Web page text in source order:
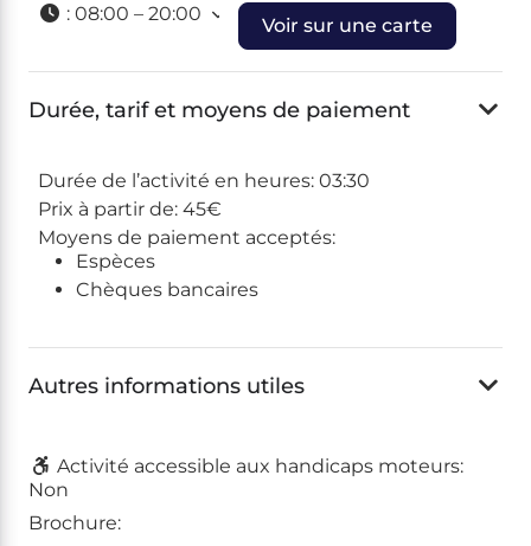
: 08:00 – 20:00
Voir sur une carte
Durée, tarif et moyens de paiement
Durée de l’activité en heures: 03:30
Prix à partir de: 45€
Moyens de paiement acceptés:
Espèces
Chèques bancaires
Autres informations utiles
Activité accessible aux handicaps moteurs:
Non
Brochure: